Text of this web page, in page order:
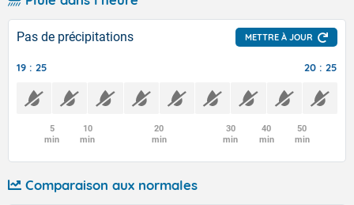
Pas de précipitations METTRE À JOUR
19 : 25 20 : 25
5
min
10
min
20
min
30
min
40
min
50
min
Comparaison aux normales